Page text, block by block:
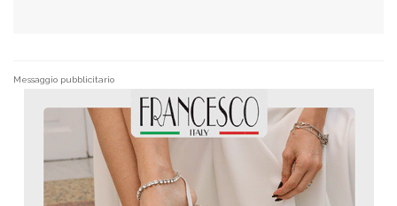
Messaggio pubblicitario